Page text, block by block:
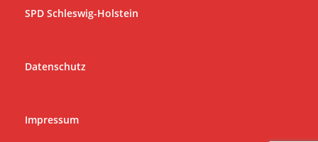
SPD Schleswig-Holstein
Datenschutz
Impressum